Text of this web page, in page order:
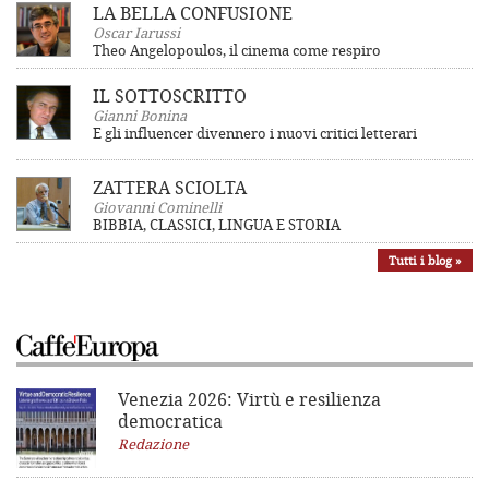
LA BELLA CONFUSIONE
Oscar Iarussi
Theo Angelopoulos, il cinema come respiro
IL SOTTOSCRITTO
Gianni Bonina
E gli influencer divennero i nuovi critici letterari
ZATTERA SCIOLTA
Giovanni Cominelli
BIBBIA, CLASSICI, LINGUA E STORIA
Tutti i blog »
Venezia 2026: Virtù e resilienza
democratica
Redazione